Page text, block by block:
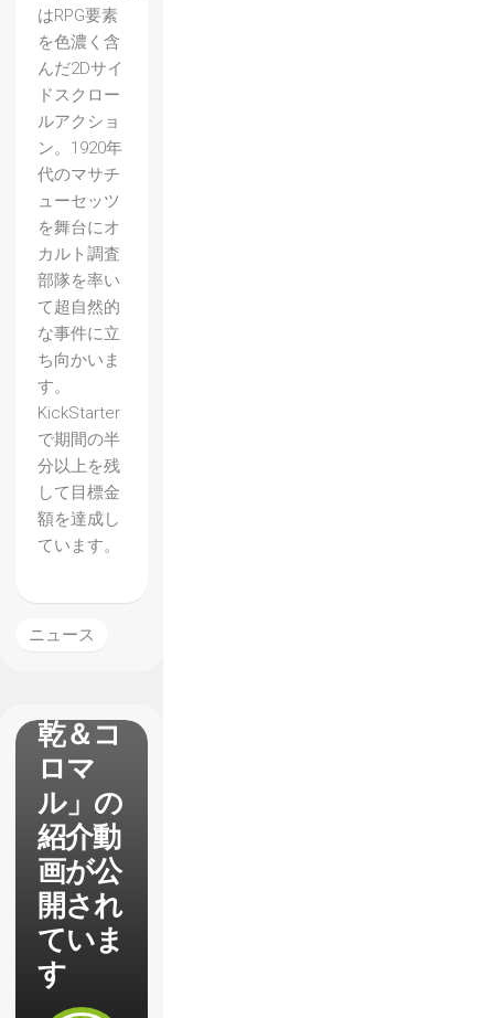
はRPG要素
を色濃く含
んだ2Dサイ
ドスクロー
ルアクショ
ン。1920年
代のマサチ
ューセッツ
を舞台にオ
カルト調査
部隊を率い
て超自然的
な事件に立
ち向かいま
す。
KickStarter
で期間の半
分以上を残
して目標金
額を達成し
ています。
ニュース
【P4U
2】家
庭用か
らの新
乾＆コ
ロマ
ル」の
紹介動
画が公
開され
ていま
す